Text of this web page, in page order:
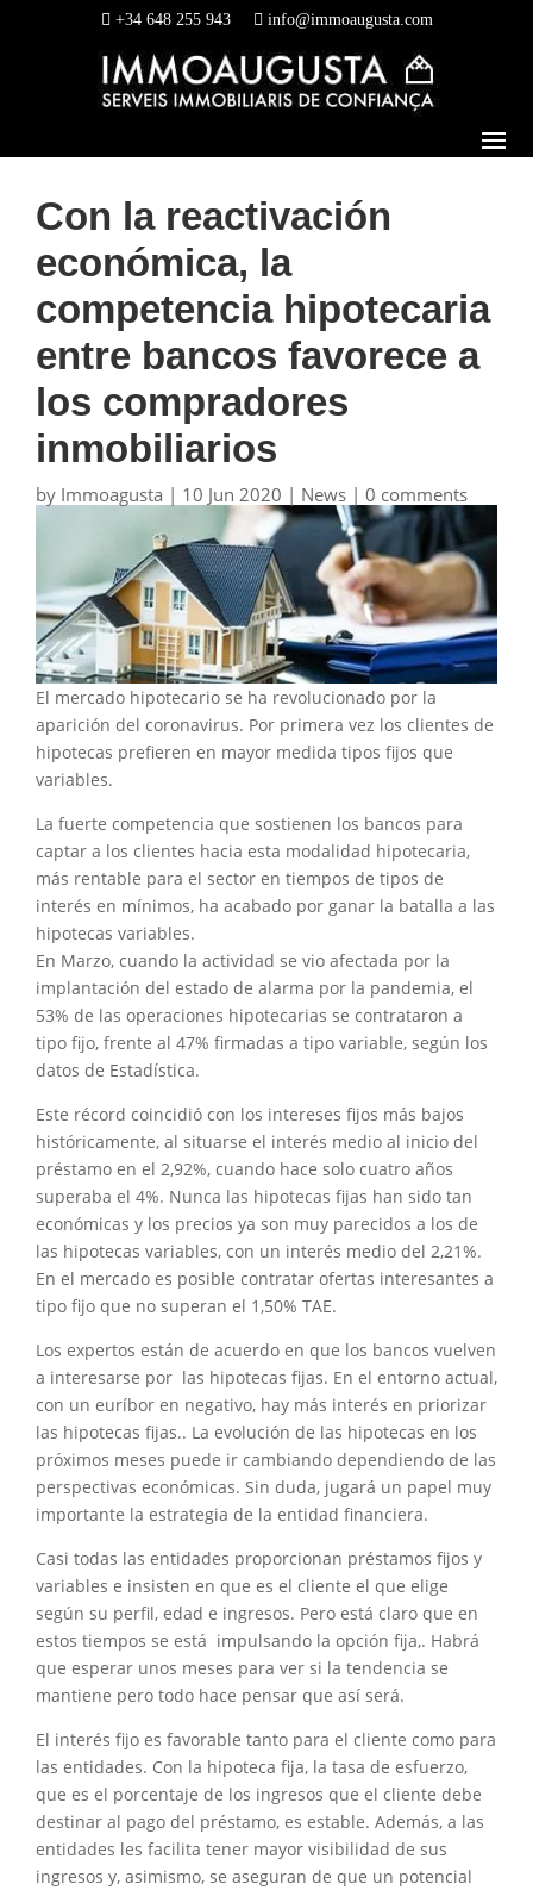
+34 648 255 943 info@immoaugusta.com
Con la reactivación
económica, la
competencia hipotecaria
entre bancos favorece a
los compradores
inmobiliarios
by Immoagusta | 10 Jun 2020 | News | 0 comments
El mercado hipotecario se ha revolucionado por la
aparición del coronavirus. Por primera vez los clientes de
hipotecas prefieren en mayor medida tipos fijos que
variables.
La fuerte competencia que sostienen los bancos para
captar a los clientes hacia esta modalidad hipotecaria,
más rentable para el sector en tiempos de tipos de
interés en mínimos, ha acabado por ganar la batalla a las
hipotecas variables.
En Marzo, cuando la actividad se vio afectada por la
implantación del estado de alarma por la pandemia, el
53% de las operaciones hipotecarias se contrataron a
tipo fijo, frente al 47% firmadas a tipo variable, según los
datos de Estadística.
Este récord coincidió con los intereses fijos más bajos
históricamente, al situarse el interés medio al inicio del
préstamo en el 2,92%, cuando hace solo cuatro años
superaba el 4%. Nunca las hipotecas fijas han sido tan
económicas y los precios ya son muy parecidos a los de
las hipotecas variables, con un interés medio del 2,21%.
En el mercado es posible contratar ofertas interesantes a
tipo fijo que no superan el 1,50% TAE.
Los expertos están de acuerdo en que los bancos vuelven
a interesarse por las hipotecas fijas. En el entorno actual,
con un euríbor en negativo, hay más interés en priorizar
las hipotecas fijas.. La evolución de las hipotecas en los
próximos meses puede ir cambiando dependiendo de las
perspectivas económicas. Sin duda, jugará un papel muy
importante la estrategia de la entidad financiera.
Casi todas las entidades proporcionan préstamos fijos y
variables e insisten en que es el cliente el que elige
según su perfil, edad e ingresos. Pero está claro que en
estos tiempos se está impulsando la opción fija,. Habrá
que esperar unos meses para ver si la tendencia se
mantiene pero todo hace pensar que así será.
El interés fijo es favorable tanto para el cliente como para
las entidades. Con la hipoteca fija, la tasa de esfuerzo,
que es el porcentaje de los ingresos que el cliente debe
destinar al pago del préstamo, es estable. Además, a las
entidades les facilita tener mayor visibilidad de sus
ingresos y, asimismo, se aseguran de que un potencial